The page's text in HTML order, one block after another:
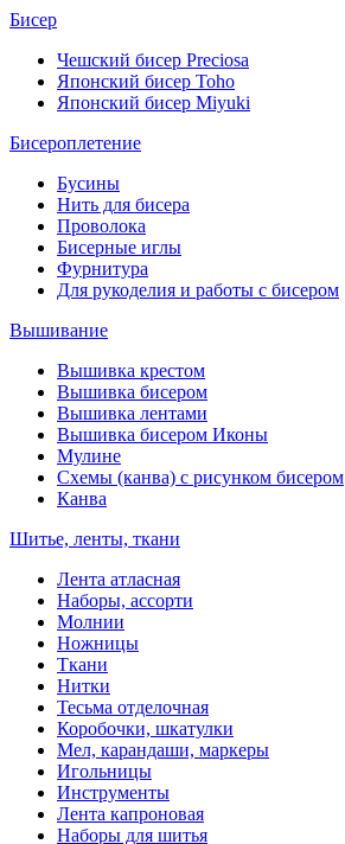
Бисер
Чешский бисер Preciosa
Японский бисер Toho
Японский бисер Miyuki
Бисероплетение
Бусины
Нить для бисера
Проволока
Бисерные иглы
Фурнитура
Для рукоделия и работы с бисером
Вышивание
Вышивка крестом
Вышивка бисером
Вышивка лентами
Вышивка бисером Иконы
Мулине
Схемы (канва) с рисунком бисером
Канва
Шитье, ленты, ткани
Лента атласная
Наборы, ассорти
Молнии
Ножницы
Ткани
Нитки
Тесьма отделочная
Коробочки, шкатулки
Мел, карандаши, маркеры
Игольницы
Инструменты
Лента капроновая
Наборы для шитья